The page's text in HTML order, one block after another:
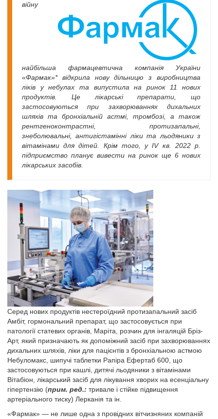
війну
найбільша фармацевтична компанія України
«Фармак»* відкрила нову дільницю з виробництва
ліків у небулах та випустила на ринок 11 нових
продуктів. Це лікарські препарати, що
застосовуються при захворюваннях дихальних
шляхів та бронхіальній астмі, тромбозі, а також
рентгеноконтрастні, протизапальні,
знеболювальні, антигістамінні ліки та льодяники з
вітамінами для дітей. Крім того, у IV кв. 2022 р.
підприємство планує вивести на ринок ще 6 нових
лікарських засобів.
Серед нових продуктів нестероїдний протизапальний засіб
Амбіт, гормональний препарат, що застосовується при
патології статевих органів, Маріта, розчин для інгаляцій Бріз-
Арт, який призначають як допоміжний засіб при захворюваннях
дихальних шляхів, ліки для пацієнтів з бронхіальною астмою
Небуломакс, шипучі таблетки Рапіра Ефертаб 600, що
застосовуються при кашлі, дитячі льодяники з вітамінами
Вітабіон, лікарський засіб для лікування хворих на есенціальну
гіпертензію (прим. ред.: тривале і стійке підвищення
артеріального тиску) Лерканія та ін.
«Фармак» — не лише одна з провідних вітчизняних компаній